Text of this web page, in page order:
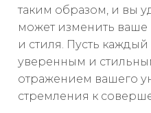
таким образом, и вы
может изменить
и стиля. Пусть
уверенным и
отражением вашего
стремления к